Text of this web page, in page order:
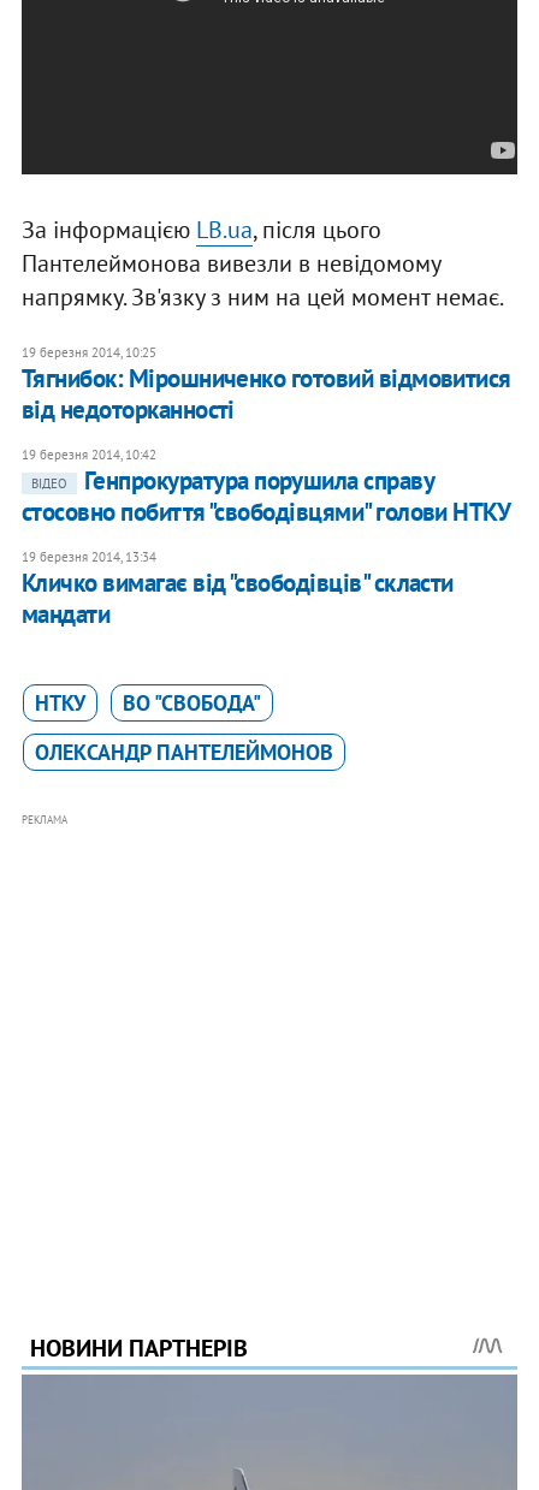
За інформацією LB.ua, після цього
Пантелеймонова вивезли в невідомому
напрямку. Зв'язку з ним на цей момент немає.
19 березня 2014, 10:25
Тягнибок: Мірошниченко готовий відмовитися
від недоторканності
19 березня 2014, 10:42
ВІДЕО
Генпрокуратура порушила справу
стосовно побиття "свободівцями" голови НТКУ
19 березня 2014, 13:34
Кличко вимагає від "свободівців" скласти
мандати
НТКУ
ВО "СВОБОДА"
ОЛЕКСАНДР ПАНТЕЛЕЙМОНОВ
РЕКЛАМА